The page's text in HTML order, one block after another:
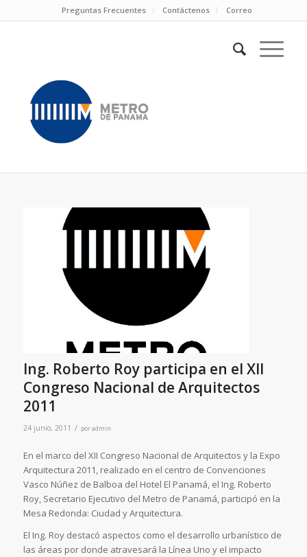
Preguntas Frecuentes Contáctenos Correo
Ing. Roberto Roy participa en el XII
Congreso Nacional de Arquitectos
2011
24 junio, 2011 / poradmin
En el marco del XII Congreso Nacional de Arquitectos y la Expo
Arquitectura 2011, realizado en el centro de Convenciones
Vasco Núñez de Balboa del Hotel El Panamá, el Ing. Roberto
Roy, Secretario Ejecutivo del Metro de Panamá, participó en la
Mesa Redonda: Ciudad y Arquitectura.
El Ing. Roy destacó aspectos como el desarrollo urbanístico de
las áreas por donde atravesará la Línea Uno y el impacto